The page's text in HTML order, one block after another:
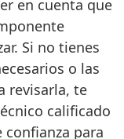
en cuenta que
Si no tienes
o las
revisarla, te
calificado
confianza para